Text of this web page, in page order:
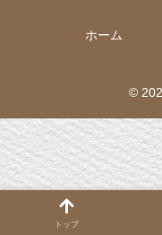
ホーム
©
トップ